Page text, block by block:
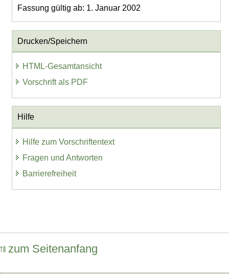
Fassung gültig ab: 1. Januar 2002
Drucken/Speichern
HTML-Gesamtansicht
Vorschrift als PDF
Hilfe
Hilfe zum Vorschriftentext
Fragen und Antworten
Barrierefreiheit
zum Seitenanfang